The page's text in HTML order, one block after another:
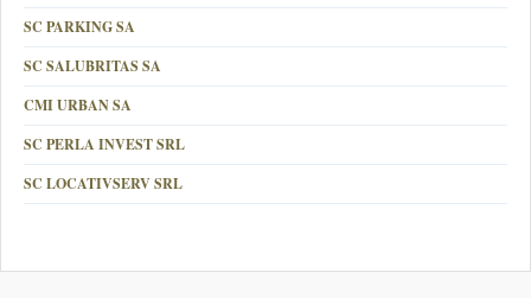
SC PARKING SA
SC SALUBRITAS SA
CMI URBAN SA
SC PERLA INVEST SRL
SC LOCATIVSERV SRL